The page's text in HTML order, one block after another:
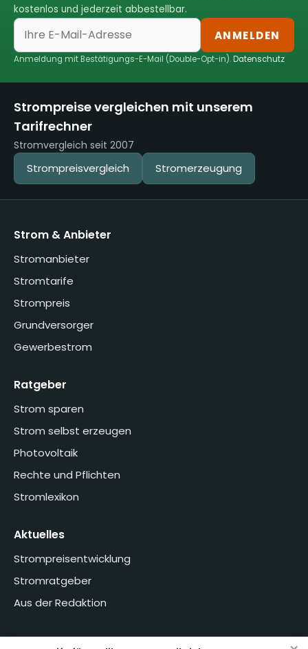
kostenlos und jederzeit abbestellbar.
ANMELDEN
Anmeldung mit Bestätigungs-E-Mail (Double-Opt-in).Datenschutz
Strompreise vergleichen mit unserem
Tarifrechner
Stromvergleich seit 2007
Strompreisvergleich Stromerzeugung
Strom & Anbieter
Stromanbieter
Stromtarife
Strompreis
Grundversorger
Gewerbestrom
Ratgeber
Strom sparen
Strom selbst erzeugen
Photovoltaik
Rechte und Pflichten
Stromlexikon
Aktuelles
Strompreisentwicklung
Stromratgeber
Aus der Redaktion